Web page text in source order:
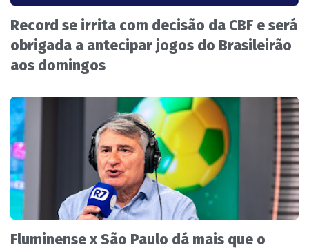
Record se irrita com decisão da CBF e será
obrigada a antecipar jogos do Brasileirão
aos domingos
Fluminense x São Paulo dá mais que o